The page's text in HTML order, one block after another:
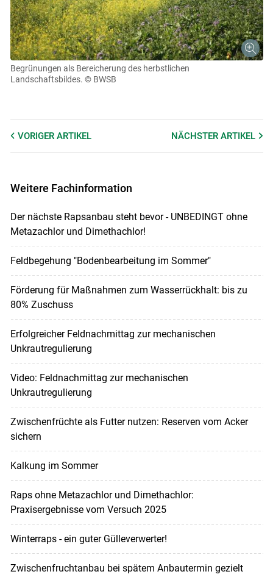
Begrünungen als Bereicherung des herbstlichen
Landschaftsbildes. © BWSB
VORIGER ARTIKEL NÄCHSTERARTIKEL
Weitere Fachinformation
Der nächste Rapsanbau steht bevor - UNBEDINGT ohne
Metazachlor und Dimethachlor!
Feldbegehung "Bodenbearbeitung im Sommer"
Förderung für Maßnahmen zum Wasserrückhalt: bis zu
80% Zuschuss
Erfolgreicher Feldnachmittag zur mechanischen
Unkrautregulierung
Video: Feldnachmittag zur mechanischen
Unkrautregulierung
Zwischenfrüchte als Futter nutzen: Reserven vom Acker
sichern
Kalkung im Sommer
Raps ohne Metazachlor und Dimethachlor:
Praxisergebnisse vom Versuch 2025
Winterraps - ein guter Gülleverwerter!
Zwischenfruchtanbau bei spätem Anbautermin gezielt